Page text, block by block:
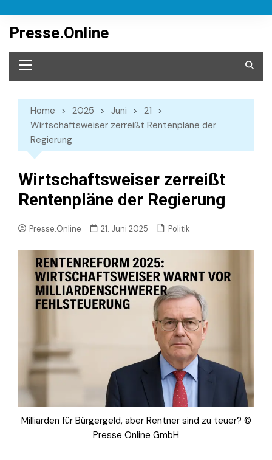
content
Presse.Online
Home 2025 Juni
21
Wirtschaftsweiser zerreißt Rentenpläne der
Regierung
Wirtschaftsweiser zerreißt
Rentenpläne der Regierung
Presse.Online 21. Juni 2025 Politik
Milliarden für Bürgergeld, aber Rentner sind zu teuer? ©
Presse Online GmbH